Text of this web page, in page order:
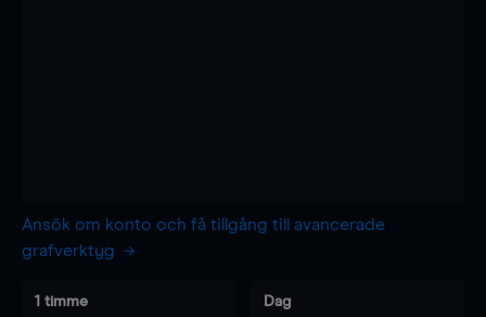
Ansök om konto och få tillgång till avancerade
grafverktyg
1 timme Dag